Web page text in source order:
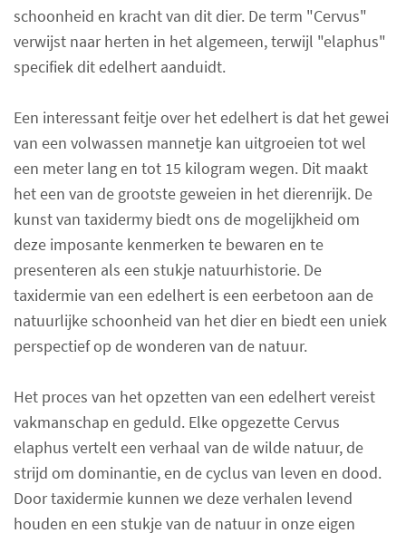
schoonheid en kracht van dit dier. De term "Cervus"
verwijst naar herten in het algemeen, terwijl "elaphus"
specifiek dit edelhert aanduidt.
Een interessant feitje over het edelhert is dat het gewei
van een volwassen mannetje kan uitgroeien tot wel
een meter lang en tot 15 kilogram wegen. Dit maakt
het een van de grootste geweien in het dierenrijk. De
kunst van taxidermy biedt ons de mogelijkheid om
deze imposante kenmerken te bewaren en te
presenteren als een stukje natuurhistorie. De
taxidermie van een edelhert is een eerbetoon aan de
natuurlijke schoonheid van het dier en biedt een uniek
perspectief op de wonderen van de natuur.
Het proces van het opzetten van een edelhert vereist
vakmanschap en geduld. Elke opgezette Cervus
elaphus vertelt een verhaal van de wilde natuur, de
strijd om dominantie, en de cyclus van leven en dood.
Door taxidermie kunnen we deze verhalen levend
houden en een stukje van de natuur in onze eigen